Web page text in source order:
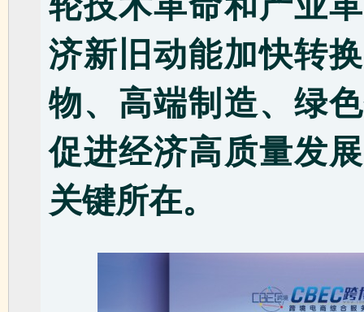
济新旧动能加快转
物、高端制 造、绿
促进经济高质量发
关键所在。